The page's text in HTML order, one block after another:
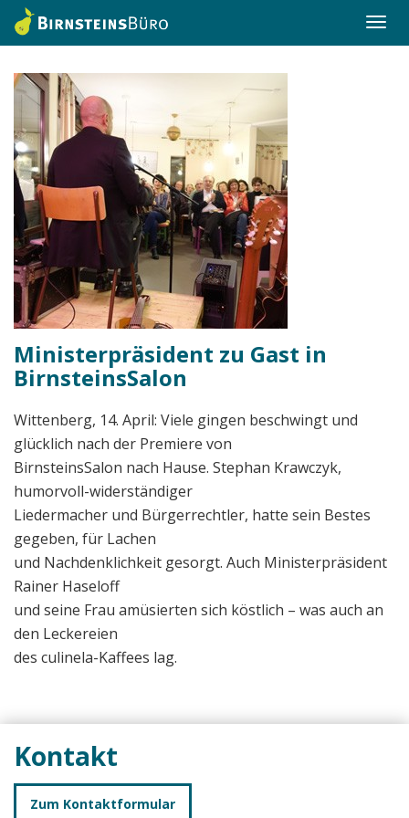
Ministerpräsident zu Gast in
BirnsteinsSalon
Wittenberg, 14. April: Viele gingen beschwingt und
glücklich nach der Premiere von
BirnsteinsSalon nach Hause. Stephan Krawczyk,
humorvoll-widerständiger
Liedermacher und Bürgerrechtler, hatte sein Bestes
gegeben, für Lachen
und Nachdenklichkeit gesorgt. Auch Ministerpräsident
Rainer Haseloff
und seine Frau amüsierten sich köstlich – was auch an
den Leckereien
des culinela-Kaffees lag.
Kontakt
Zum Kontaktformular